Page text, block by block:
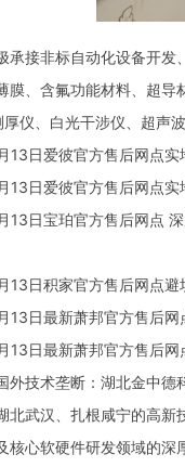
接非标自动化设备开发、
膜、含氟功能材料、超
仪、白光干涉仪、超声
日爱彼官方售后网点实
日爱彼官方售后网点实
日宝珀官方售后网点 深
日积家官方售后网点避
日最新萧邦官方售后网
日最新萧邦官方售后网
技术垄断：湖北金中德
武汉、扎根咸宁的高新
核心软硬件研发领域的